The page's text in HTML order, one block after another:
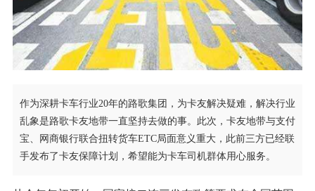
作为深耕卡车行业20年的路歌集团，为卡友解决疑难，解决行业
乱象是路歌卡友地带一直坚持去做的事。此次，卡友地带与支付
宝、网商银行联合扭转货车ETC局面意义重大，此前三方已经联
手发布了卡友保障计划，希望能为卡车司机群体用心服务。